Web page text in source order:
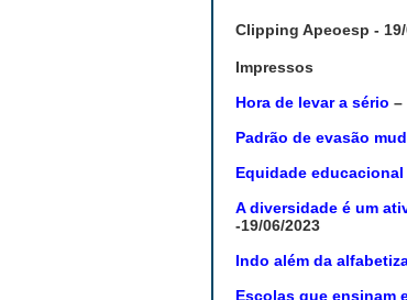
Clipping Apeoesp -
Impressos
Hora de levar a sério –
Padrão de evasão
Equidade
A diversidade é um
-19/06/2023
Indo além da
Escolas que ensinam